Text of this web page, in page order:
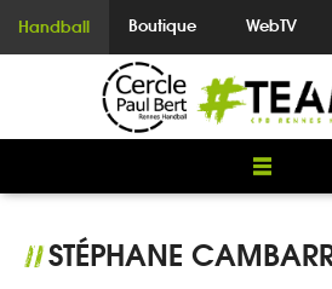
Handball Boutique WebTV
//STÉPHANE